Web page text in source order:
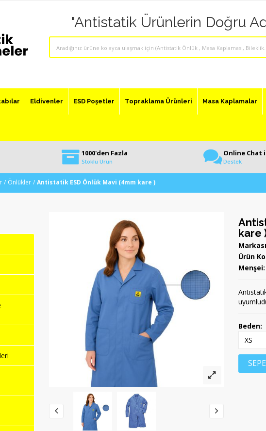
"Antistatik Ürünlerin Doğru
Eldivenler ESD Poşetler Topraklama Ürünleri Masa Kaplamalar
1000'den Fazla
Stoklu Ürün
Online Chat
Destek
Önlükler Antistatik ESD Önlük Mavi (4mm kare )
kare
Ürün
Menşei:
Beden: